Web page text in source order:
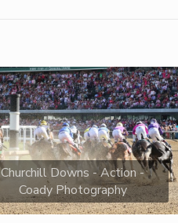
Churchill Downs - Action -
Coady Photography